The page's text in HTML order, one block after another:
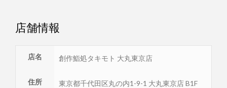
店舗情報
店名 創作鮨処タキモト 大丸東京店
住所 東京都千代田区丸の内1-9-1 大丸東京店 B1F